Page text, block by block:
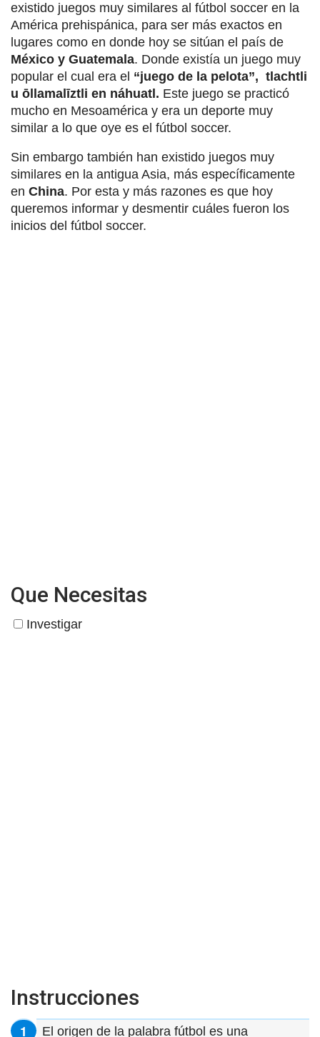
existido juegos muy similares al fútbol soccer en la
América prehispánica, para ser más exactos en
lugares como en donde hoy se sitúan el país de
México y Guatemala. Donde existía un juego muy
popular el cual era el “juego de la pelota”, tlachtli
u ōllamalīztli en náhuatl. Este juego se practicó
mucho en Mesoamérica y era un deporte muy
similar a lo que oye es el fútbol soccer.
Sin embargo también han existido juegos muy
similares en la antigua Asia, más específicamente
en China. Por esta y más razones es que hoy
queremos informar y desmentir cuáles fueron los
inicios del fútbol soccer.
Que Necesitas
Investigar
Instrucciones
El origen de la palabra fútbol es una